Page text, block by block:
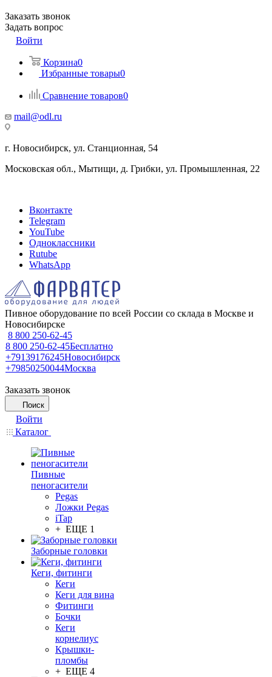
Заказать звонок
Задать вопрос
Войти
Корзина0
Избранные товары0
Сравнение товаров0
mail@odl.ru
г. Новосибирск, ул. Станционная, 54
Московская обл., Мытищи, д. Грибки, ул. Промышленная, 22
Вконтакте
Telegram
YouTube
Одноклассники
Rutube
WhatsApp
Пивное оборудование по всей России со склада в Москве и
Новосибирске
8 800 250-62-45
8 800 250-62-45Бесплатно
+79139176245Новосибирск
+79850250044Москва
Заказать звонок
Поиск
Войти
Каталог
Пивные
пеногасители
Pegas
Ложки Pegas
iTap
+ ЕЩЕ 1
Заборные головки
Кеги, фитинги
Кеги
Кеги для вина
Фитинги
Бочки
Кеги
корнелиус
Крышки-
пломбы
+ ЕЩЕ 4